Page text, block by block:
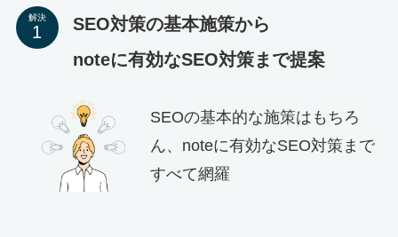
解決
SEO対策の基本施策から
noteに有効なSEO対策まで提案
SEOの基本的な施策はもちろ
ん、noteに有効なSEO対策まで
すべて網羅